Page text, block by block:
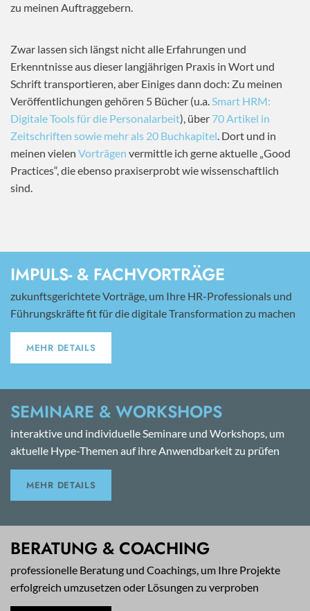
zu meinen Auftraggebern.
Zwar lassen sich längst nicht alle Erfahrungen und
Erkenntnisse aus dieser langjährigen Praxis in Wort und
Schrift transportieren, aber Einiges dann doch: Zu meinen
Veröffentlichungen gehören 5 Bücher (u.a.Smart HRM:
Digitale Tools für die Personalarbeit), über 70 Artikel in
Zeitschriften sowie mehr als 20 Buchkapitel. Dort und in
meinen vielen Vorträgen vermittle ich gerne aktuelle „Good
Practices“, die ebenso praxiserprobt wie wissenschaftlich
sind.
IMPULS- & FACHVORTRÄGE
zukunftsgerichtete Vorträge, um Ihre HR-Professionals und
Führungskräfte fit für die digitale Transformation zu machen
MEHR DETAILS
SEMINARE & WORKSHOPS
interaktive und individuelle Seminare und Workshops, um
aktuelle Hype-Themen auf ihre Anwendbarkeit zu prüfen
MEHR DETAILS
BERATUNG & COACHING
professionelle Beratung und Coachings, um Ihre Projekte
erfolgreich umzusetzen oder Lösungen zu verproben